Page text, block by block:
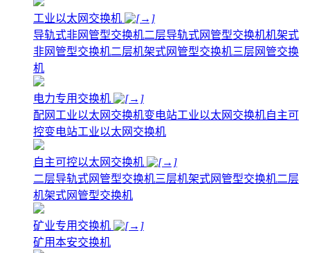
工业以太网交换机
导轨式非网管型交换机二层导轨式网管型交换机机架式
非网管型交换机二层机架式网管型交换机三层网管交换
机
电力专用交换机
配网工业以太网交换机变电站工业以太网交换机自主可
控变电站工业以太网交换机
自主可控以太网交换机
二层导轨式网管型交换机三层机架式网管型交换机二层
机架式网管型交换机
矿业专用交换机
矿用本安交换机